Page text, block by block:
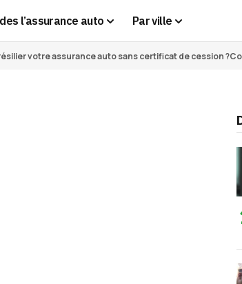
l’assurance auto Par ville
votre assurance auto sans certificat de cession ?